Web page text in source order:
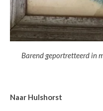
Barend geportretteerd in
Naar Hulshorst